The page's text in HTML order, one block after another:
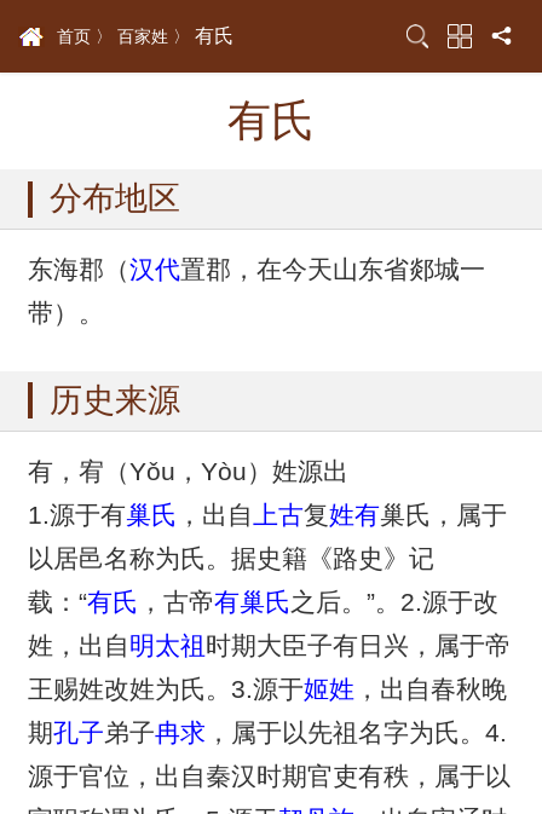
首页 〉 百家姓 〉 有氏
有氏
分布地区
东海郡（汉代置郡，在今天山东省郯城一
带）。
历史来源
有，宥（Yǒu，Yòu）姓源出
1.源于有巢氏 ，出自 上古复姓有巢氏，属于
以居邑名称为氏。据史籍《路史》记
载：“有氏 ，古帝有巢氏之后。”。2.源于改
姓，出自明太祖时期大臣子有日兴，属于帝
王赐姓改姓为氏。3.源于姬姓 ，出自春秋晚
期孔子弟子冉求 ，属于以先祖名字为氏。4.
源于官位，出自秦汉时期官吏有秩，属于以